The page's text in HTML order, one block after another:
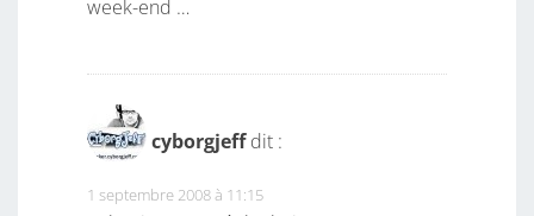
week-end …
cyborgjeff dit :
1 septembre 2008 à 11:15